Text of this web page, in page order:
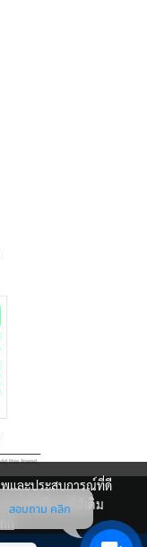
Ltd.
พและประสบการณ์ที่ดี
ายละเอียดเพิ่มเติม
สอบถาม คลิก